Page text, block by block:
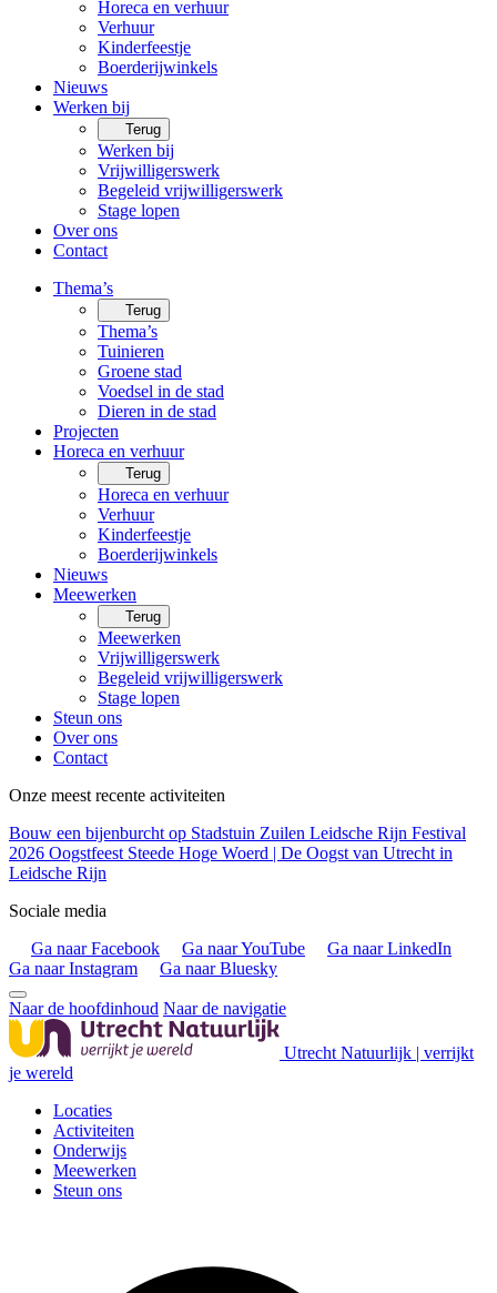
Horeca en verhuur
Verhuur
Kinderfeestje
Boerderijwinkels
Nieuws
Werken bij
Terug
Werken bij
Vrijwilligerswerk
Begeleid vrijwilligerswerk
Stage lopen
Over ons
Contact
Thema’s
Terug
Thema’s
Tuinieren
Groene stad
Voedsel in de stad
Dieren in de stad
Projecten
Horeca en verhuur
Terug
Horeca en verhuur
Verhuur
Kinderfeestje
Boerderijwinkels
Nieuws
Meewerken
Terug
Meewerken
Vrijwilligerswerk
Begeleid vrijwilligerswerk
Stage lopen
Steun ons
Over ons
Contact
Onze meest recente activiteiten
Bouw een bijenburcht op Stadstuin Zuilen Leidsche Rijn Festival
2026 Oogstfeest Steede Hoge Woerd | De Oogst van Utrecht in
Leidsche Rijn
Sociale media
Ga naar Facebook
Ga naar YouTube
Ga naar LinkedIn
Ga naar Instagram
Ga naar Bluesky
Naar de hoofdinhoud Naar de navigatie
Utrecht Natuurlijk | verrijkt
je wereld
Locaties
Activiteiten
Onderwijs
Meewerken
Steun ons